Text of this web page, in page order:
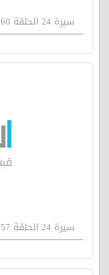
سيرة 24 الحلقة 60
سيرة 24 الحلقة 57